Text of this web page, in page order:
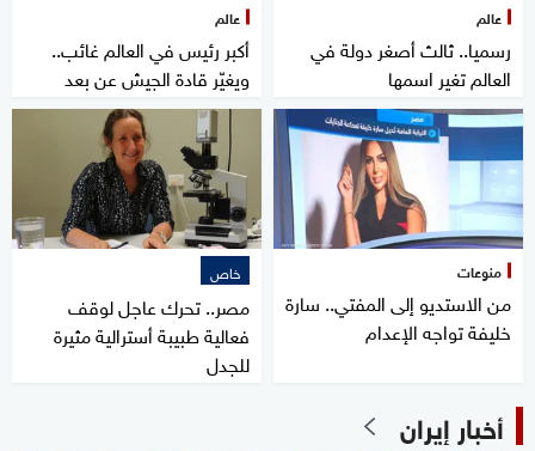
عالم
رسميا.. ثالث أصغر دولة في
العالم تغير اسمها
عالم
أكبر رئيس في العالم غائب..
ويغيّر قادة الجيش عن بعد
منوعات
من الاستديو إلى المفتي.. سارة
خليفة تواجه الإعدام
خاص
مصر.. تحرك عاجل لوقف
فعالية طبيبة أسترالية مثيرة
للجدل
أخبار إيران